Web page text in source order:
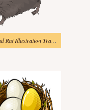
Download Rat Illustration Transparent Background